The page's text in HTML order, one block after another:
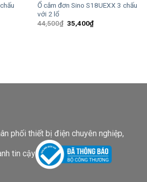
Ổ cắm đơn Sino S18UEXX 3 chấu
với 2 lổ
44,500₫ Giá
gốc
35,400₫Giá
hiện
phối thiết bị điện chuyên nghiệp,
tin cậy